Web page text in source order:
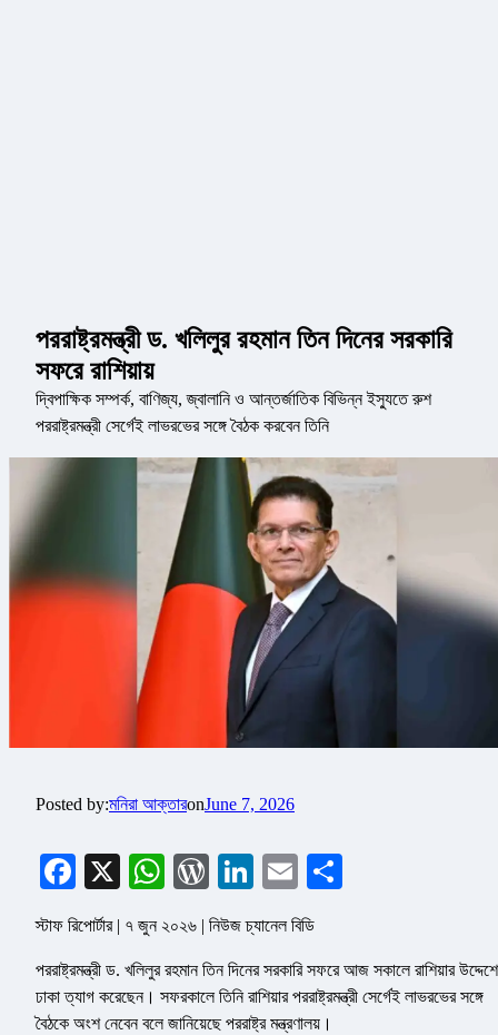
পররাষ্ট্রমন্ত্রী ড. খলিলুর রহমান তিন দিনের সরকারি
সফরে রাশিয়ায়
দ্বিপাক্ষিক সম্পর্ক, বাণিজ্য, জ্বালানি ও আন্তর্জাতিক বিভিন্ন ইস্যুতে রুশ
পররাষ্ট্রমন্ত্রী সের্গেই লাভরভের সঙ্গে বৈঠক করবেন তিনি
Posted by:মনিরা আক্তারonJune 7, 2026
Facebook
X WhatsApp
WordPress
LinkedIn
Email
স্টাফ রিপোর্টার | ৭ জুন ২০২৬ | নিউজ চ্যানেল বিডি
পররাষ্ট্রমন্ত্রী ড. খলিলুর রহমান তিন দিনের সরকারি সফরে আজ সকালে রাশিয়ার উদ্দেশে
ঢাকা ত্যাগ করেছেন। সফরকালে তিনি রাশিয়ার পররাষ্ট্রমন্ত্রী সের্গেই লাভরভের সঙ্গে
বৈঠকে অংশ নেবেন বলে জানিয়েছে পররাষ্ট্র মন্ত্রণালয়।